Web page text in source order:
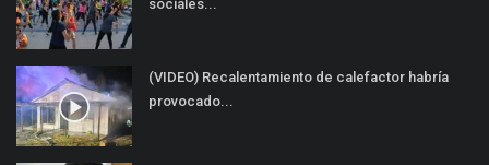
sociales...
(VIDEO) Recalentamiento de calefactor habría
provocado...